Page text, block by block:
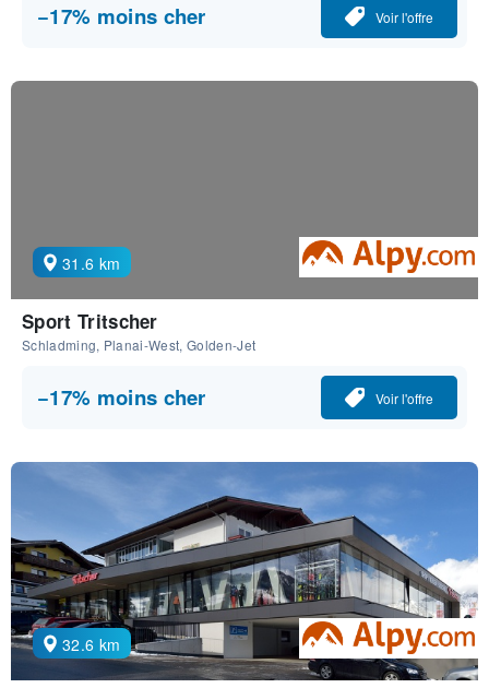
−17% moins cher Voir l'offre
31.6 km
Sport Tritscher
Schladming, Planai-West, Golden-Jet
−17% moins cher Voir l'offre
32.6 km